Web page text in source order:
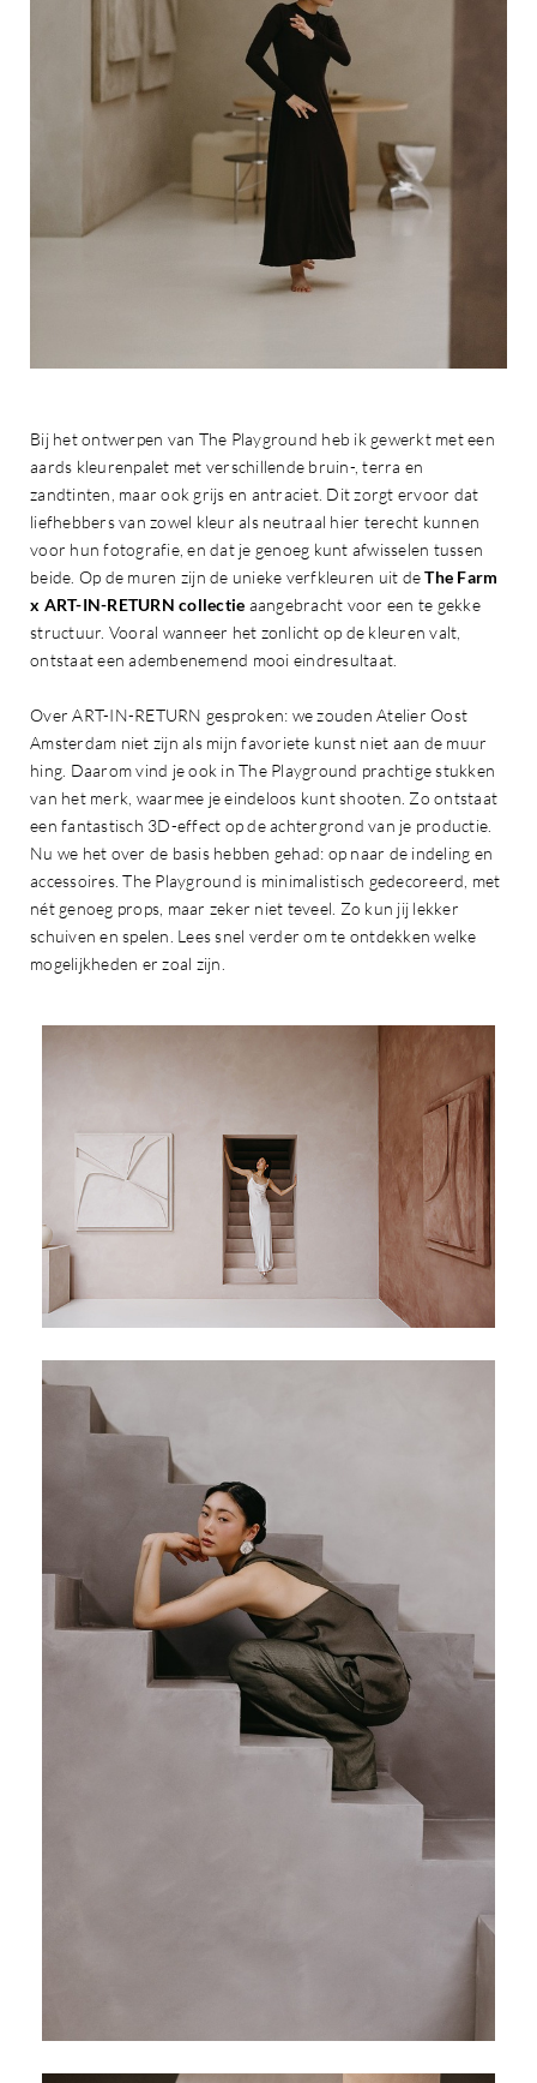
Bij het ontwerpen van The Playground heb ik gewerkt met een
aards kleurenpalet met verschillende bruin-, terra en
zandtinten, maar ook grijs en antraciet. Dit zorgt ervoor dat
liefhebbers van zowel kleur als neutraal hier terecht kunnen
voor hun fotografie, en dat je genoeg kunt afwisselen tussen
beide. Op de muren zijn de unieke verfkleuren uit deThe Farm
x ART-IN-RETURN collectie aangebracht voor een te gekke
structuur. Vooral wanneer het zonlicht op de kleuren valt,
ontstaat een adembenemend mooi eindresultaat.
Over ART-IN-RETURN gesproken: we zouden Atelier Oost
Amsterdam niet zijn als mijn favoriete kunst niet aan de muur
hing. Daarom vind je ook in The Playground prachtige stukken
van het merk, waarmee je eindeloos kunt shooten. Zo ontstaat
een fantastisch 3D-effect op de achtergrond van je productie.
Nu we het over de basis hebben gehad: op naar de indeling en
accessoires. The Playground is minimalistisch gedecoreerd, met
nét genoeg props, maar zeker niet teveel. Zo kun jij lekker
schuiven en spelen. Lees snel verder om te ontdekken welke
mogelijkheden er zoal zijn.